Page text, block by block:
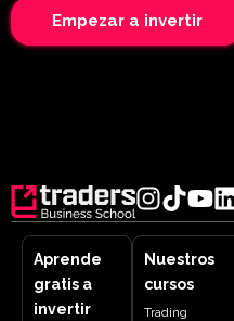
Empezar a invertir
Aprende
gratis a
invertir
Nuestros
cursos
Trading